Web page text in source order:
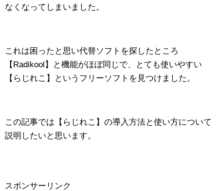
なくなってしまいました。
これは困ったと思い代替ソフトを探したところ
【Radikool】と機能がほぼ同じで、とても使いやすい
【らじれこ】というフリーソフトを見つけました。
この記事では【らじれこ】の導入方法と使い方について
説明したいと思います。
スポンサーリンク